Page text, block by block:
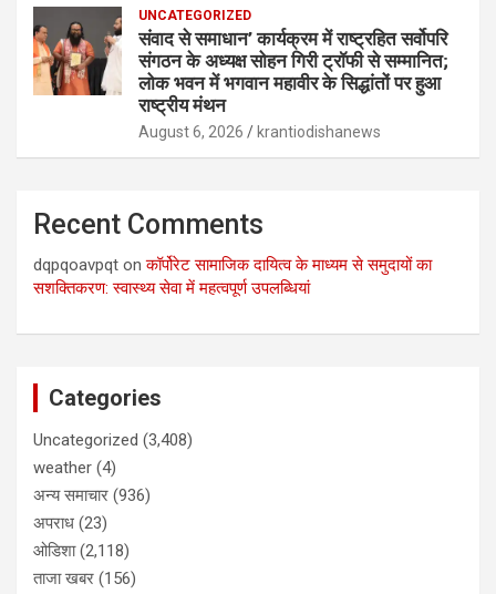
UNCATEGORIZED
संवाद से समाधान’ कार्यक्रम में राष्ट्रहित सर्वोपरि
संगठन के अध्यक्ष सोहन गिरी ट्रॉफी से सम्मानित;
लोक भवन में भगवान महावीर के सिद्धांतों पर हुआ
राष्ट्रीय मंथन
August 6, 2026 krantiodishanews
Recent Comments
dqpqoavpqt onकॉर्पोरेट सामाजिक दायित्व के माध्यम से समुदायों का
सशक्तिकरण: स्वास्थ्य सेवा में महत्वपूर्ण उपलब्धियां
Categories
Uncategorized (3,408)
weather (4)
अन्य समाचार (936)
अपराध (23)
ओडिशा(2,118)
ताजा खबर (156)